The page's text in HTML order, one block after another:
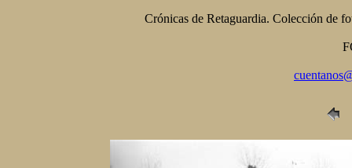
Crónicas de Retaguardia. Colección de